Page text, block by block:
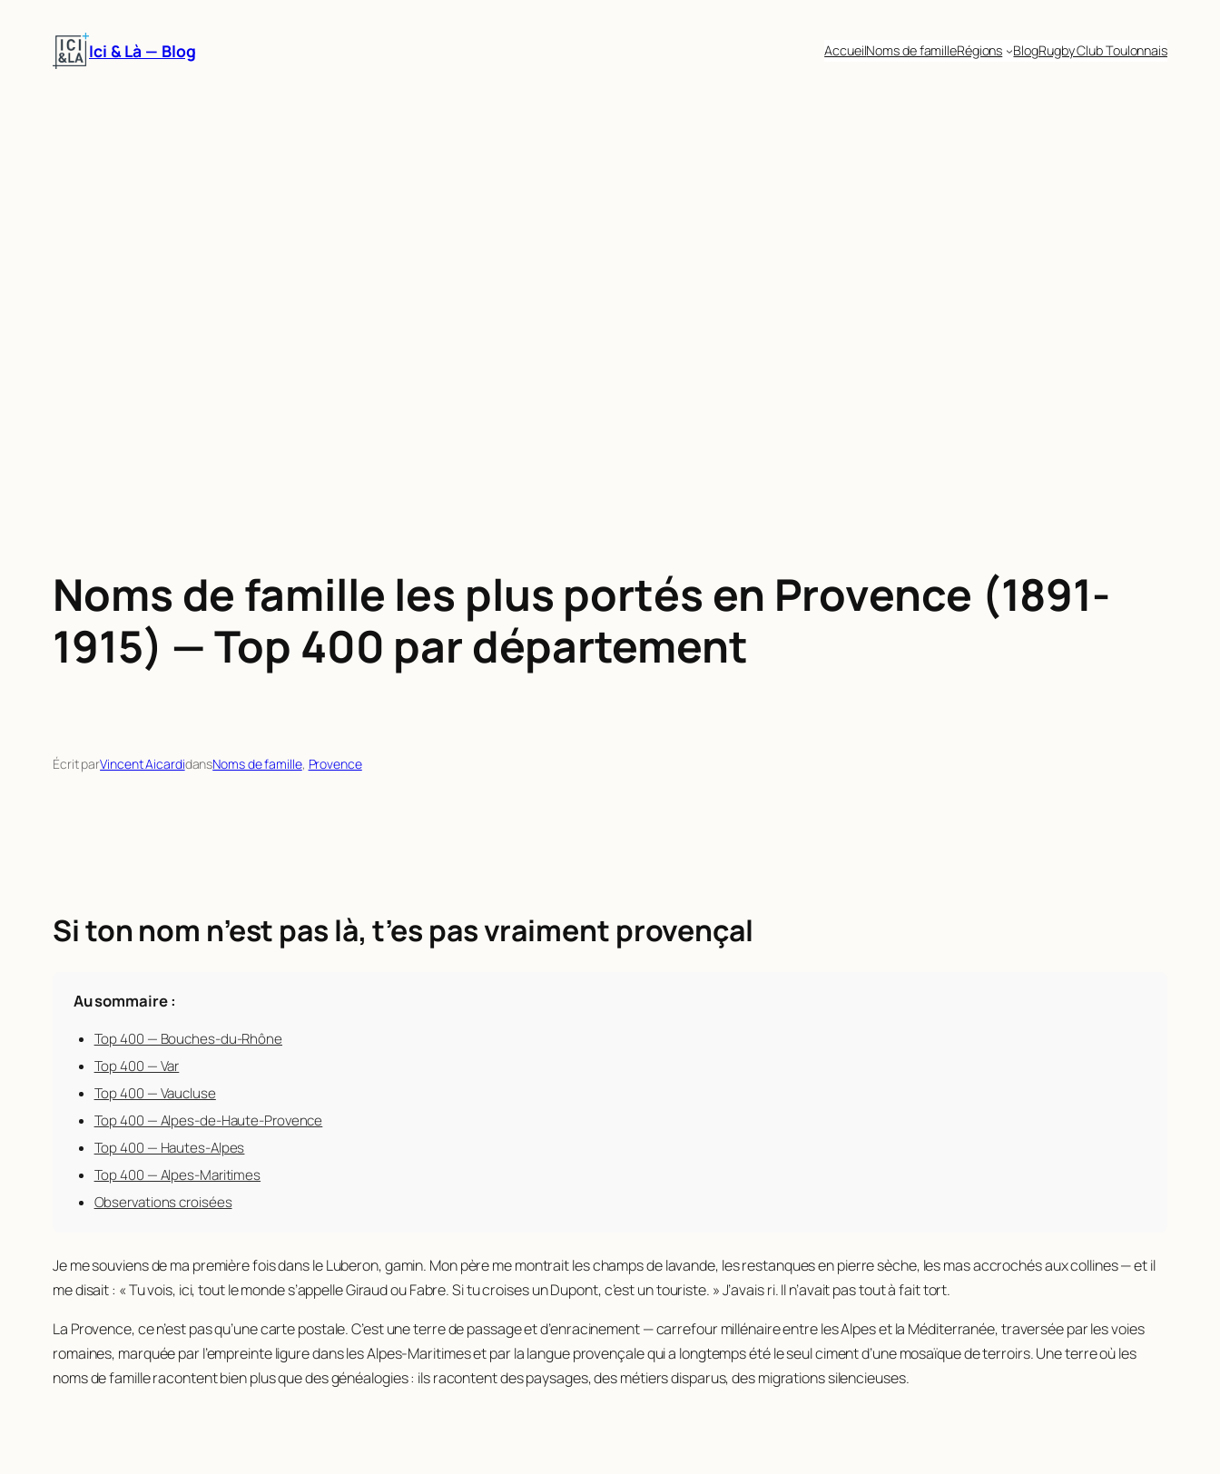
contenu
Ici & Là — Blog AccueilNoms de familleRégions BlogRugby Club Toulonnais
Noms de famille les plus portés en Provence (1891-
1915) — Top 400 par département
Écrit parVincent AicardidansNoms de famille, Provence
Si ton nom n’est pas là, t’es pas vraiment provençal
Au sommaire :
Top 400 — Bouches-du-Rhône
Top 400 — Var
Top 400 — Vaucluse
Top 400 — Alpes-de-Haute-Provence
Top 400 — Hautes-Alpes
Top 400 — Alpes-Maritimes
Observations croisées
Je me souviens de ma première fois dans le Luberon, gamin. Mon père me montrait les champs de lavande, les restanques en pierre sèche, lesmasaccrochés aux collines — et il
me disait : « Tu vois, ici, tout le monde s’appelle Giraud ou Fabre. Si tu croises un Dupont, c’est un touriste. » J’avais ri. Il n’avait pas tout à fait tort.
La Provence, ce n’est pas qu’une carte postale. C’est une terre de passage et d’enracinement — carrefour millénaire entre les Alpes et la Méditerranée, traversée par les voies
romaines, marquée par l’empreinte ligure dans les Alpes-Maritimes et par la langue provençale qui a longtemps été le seul ciment d’une mosaïque de terroirs. Une terre où les
noms de famille racontent bien plus que des généalogies : ils racontent des paysages, des métiers disparus, des migrations silencieuses.